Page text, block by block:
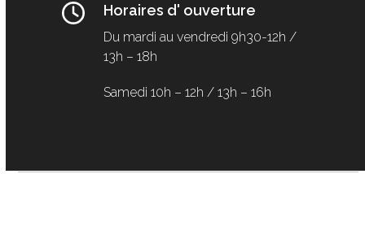
Horaires d' ouverture
Du mardi au vendredi9h30-12h /
13h – 18h
Samedi10h – 12h / 13h – 16h